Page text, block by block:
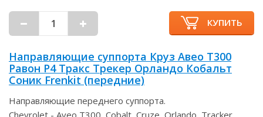
КУПИТЬ
Направляющие суппорта Круз Авео Т300
Равон Р4 Тракс Трекер Орландо Кобальт
Соник Frenkit (передние)
Направляющие переднего суппорта.
Chevrolet - Aveo T300, Cobalt, Cruze, Orlando, Tracker,